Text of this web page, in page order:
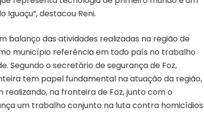
destacou Reni.
balanço das atividades realizadas na região de
município referência em todo país no trabalho
Segundo o secretário de segurança de Foz,
tem papel fundamental na atuação da região,
na fronteira de Foz, junto com o
um trabalho conjunto na luta contra homicídios